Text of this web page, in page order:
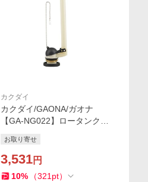
カクダイ
カクダイ/GAONA/ガオナ
【GA-NG022】ロータンク排
38ミリ これエエやん〔▽〕
お取り寄せ
3,531円
10% （321 pt）